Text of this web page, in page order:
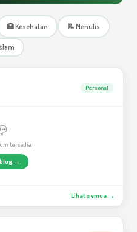
🏥 Kesehatan 📝 Menulis
Personal
tersedia
→
Lihat semua →